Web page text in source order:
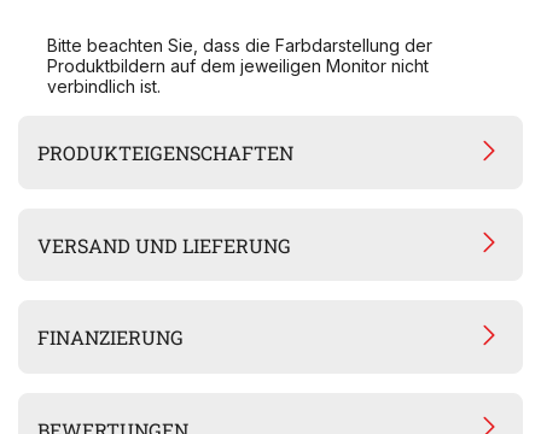
Bitte beachten Sie, dass die Farbdarstellung der
Produktbildern auf dem jeweiligen Monitor nicht
verbindlich ist.
PRODUKTEIGENSCHAFTEN
VERSAND UND LIEFERUNG
FINANZIERUNG